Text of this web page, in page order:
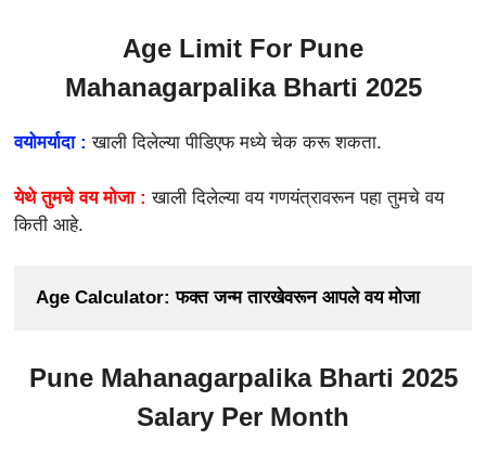
Age Limit For Pune
Mahanagarpalika Bharti 2025
वयोमर्यादा : खाली दिलेल्या पीडिएफ मध्ये चेक करू शकता.
येथे तुमचे वय मोजा :खाली दिलेल्या वय गणयंत्रावरून पहा तुमचे वय
किती आहे.
Age Calculator: फक्त जन्म तारखेवरून आपले वय मोजा
Pune Mahanagarpalika Bharti 2025
Salary Per Month